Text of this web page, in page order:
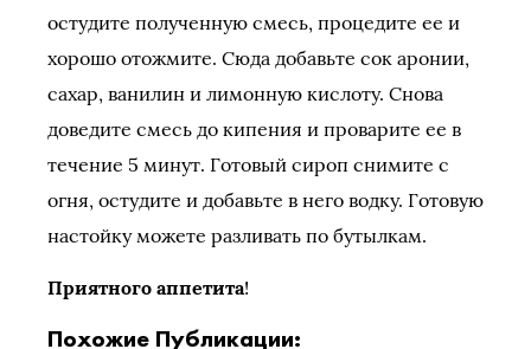
остудите полученную смесь, процедите ее и
хорошо отожмите. Сюда добавьте сок аронии,
сахар, ванилин и лимонную кислоту. Снова
доведите смесь до кипения и проварите ее в
течение 5 минут. Готовый сироп снимите с
огня, остудите и добавьте в него водку. Готовую
настойку можете разливать по бутылкам.
Приятного аппетита!
Похожие Публикации: